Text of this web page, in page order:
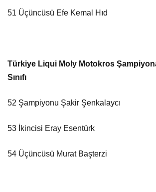
51 Üçüncüsü Efe Kemal Hıd
Türkiye Liqui Moly Motokros
Sınıfı
52 Şampiyonu Şakir Şenkalaycı
53 İkincisi Eray Esentürk
54 Üçüncüsü Murat Başterzi